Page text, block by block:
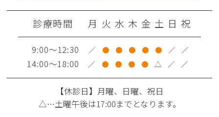
診療時間 月 火 水 木 金 土 日 祝
9:00～12:30 ／ ● ● ● ● ● ／ ／
14:00～18:00 ／ ● ● ● ● △ ／ ／
【休診日】 月曜、日曜、祝日
△…土曜午後は17:00までとなります。